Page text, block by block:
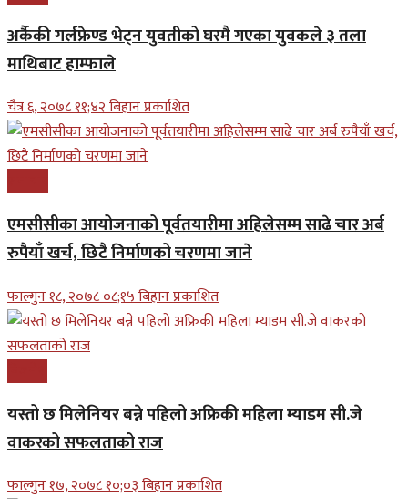
अर्कैकी गर्लफ्रेण्ड भेट्न युवतीको घरमै गएका युवकले ३ तला
माथिबाट हाम्फाले
चैत्र ६, २०७८ ११;४२ बिहान प्रकाशित
एमसीसीका आयोजनाको पूर्वतयारीमा अहिलेसम्म साढे चार अर्ब
रुपैयाँ खर्च, छिटै निर्माणको चरणमा जाने
फाल्गुन १८, २०७८ ०८;१५ बिहान प्रकाशित
यस्तो छ मिलेनियर बन्ने पहिलो अफ्रिकी महिला म्याडम सी.जे
वाकरको सफलताको राज
फाल्गुन १७, २०७८ १०;०३ बिहान प्रकाशित